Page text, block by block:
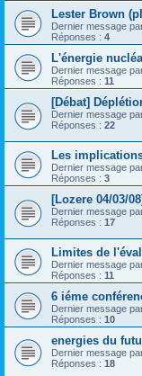
Lester Brown
Dernier message
Réponses : 4
L'énergie
Dernier message
Réponses : 11
[Débat]
Dernier message
Réponses : 22
Les
Dernier message
Réponses : 3
[Lozere 04/03/
Dernier message
Réponses : 17
Limites de
Dernier message
Réponses : 11
6 iéme
Dernier message
Réponses : 10
energies du
Dernier message
Réponses : 18